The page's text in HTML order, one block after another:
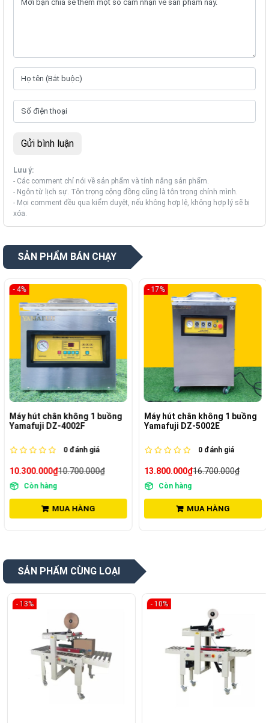
Lưu ý:
- Các comment chỉ nói về sản phẩm và tính năng sản phẩm.
- Ngôn từ lịch sự. Tôn trọng cộng đồng cũng là tôn trọng chính mình.
- Mọi comment đều qua kiểm duyệt, nếu không hợp lệ, không hợp lý sẽ bị
xóa.
SẢN PHẨM BÁN CHẠY
- 4%
Máy hút chân không 1 buồng
Yamafuji DZ-4002F
0đánh giá
10.300.000₫10.700.000₫
Còn hàng
MUA HÀNG
- 17%
Máy hút chân không 1 buồng
Yamafuji DZ-5002E
0đánh giá
13.800.000₫16.700.000₫
Còn hàng
MUA HÀNG
SẢN PHẨM CÙNG LOẠI
- 13% - 10%